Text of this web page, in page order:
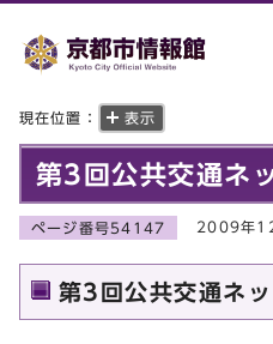
現在位置： 表示
第3回公共交通ネ
ページ番号54147 2009年
第3回公共交通ネ